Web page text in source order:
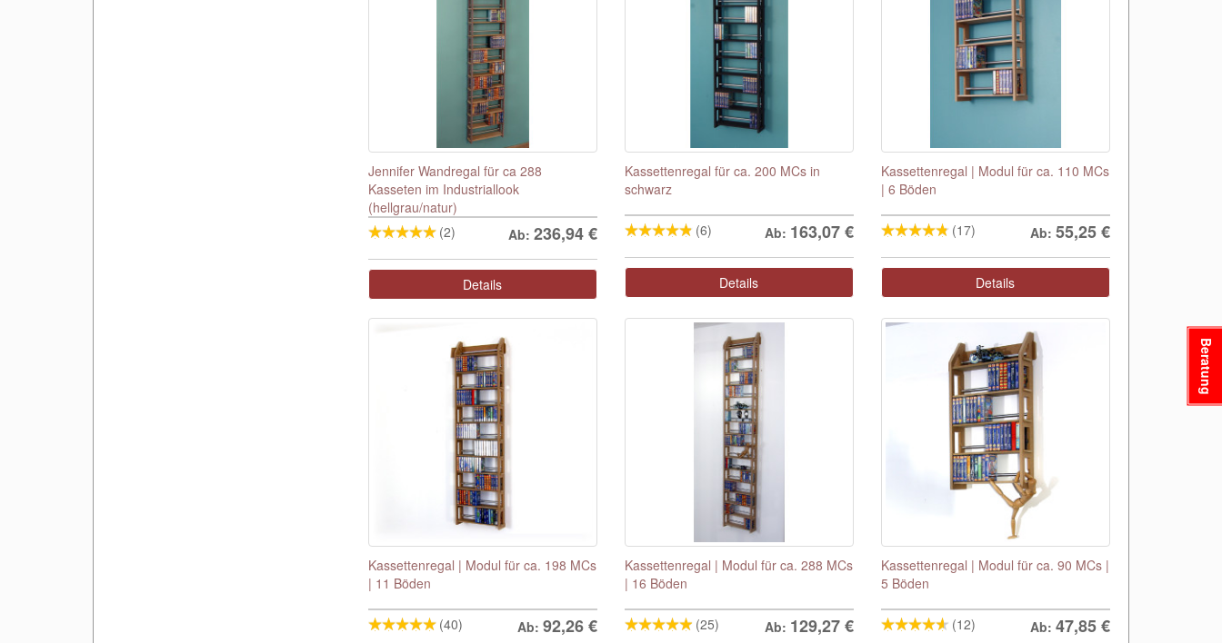
Jennifer Wandregal für ca 288
Kasseten im Industriallook
(hellgrau/natur)
(2)
Ab: 236,94€
Details
Kassettenregal für ca. 200 MCs in
schwarz
(6) Ab: 163,07€
Details
Kassettenregal | Modul für ca. 110 MCs
| 6 Böden
(17) Ab: 55,25€
Details
Kassettenregal | Modul für ca. 198 MCs
| 11 Böden
(40) Ab: 92,26€
Kassettenregal | Modul für ca. 288 MCs
| 16 Böden
(25) Ab: 129,27€
Kassettenregal | Modul für ca. 90 MCs |
5 Böden
(12) Ab: 47,85€
Beratung